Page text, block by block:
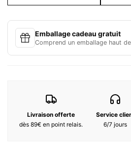
Conseils d'Utilisation :
le sérum Ultimune.
Prélevez une noisette de crème et
visage, joues, front, nez et menton.
Massez délicatement la crème sur
- Après 1 semaine : 85%** trouvent
- Après 2 semaines : 74%** trouvent
visibles
- Après 4 semaines : 86%** trouvent
Emballage cadeau gratuit
Comprend un emballage haut
Livraison offerte
dès 89€ en point relais.
Service
6/7 jours